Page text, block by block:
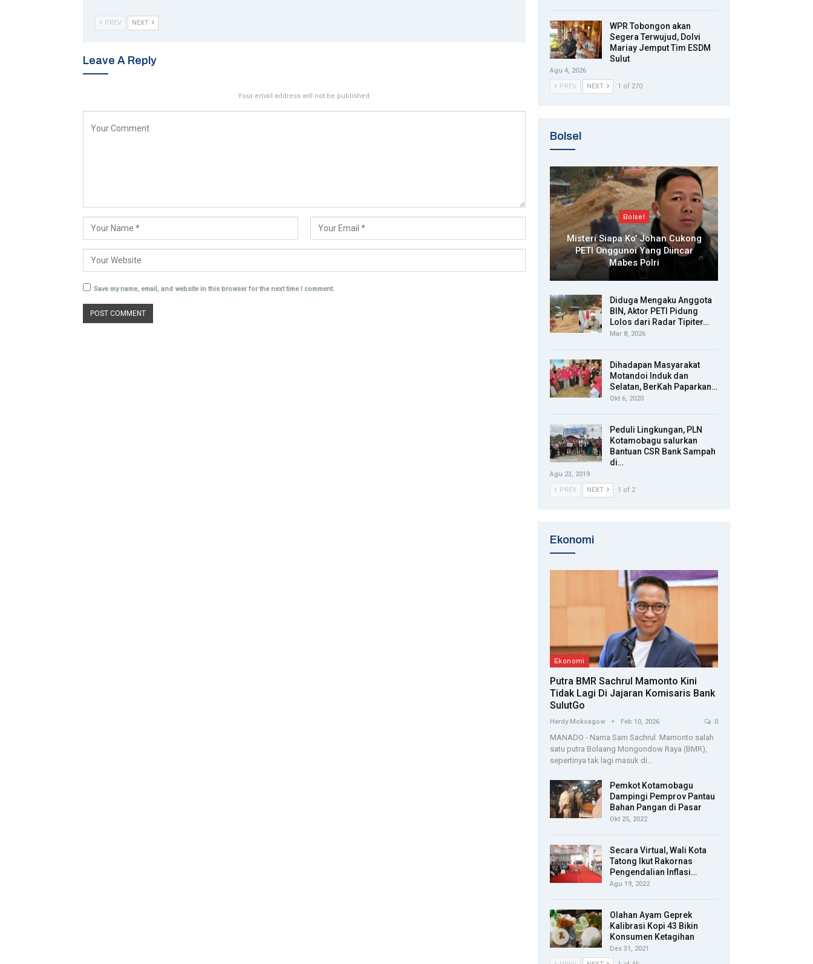
PREV NEXT
Leave A Reply
Your email address will not be published.
Save my name, email, and website in this browser for the next time I comment.
WPR Tobongon akan
Segera Terwujud, Dolvi
Mariay Jemput Tim ESDM
Sulut
Agu 4, 2026
PREV
NEXT 1 of 270
Bolsel
Bolsel
Misteri Siapa Ko’ Johan Cukong
PETI Onggunoi Yang Diincar
Mabes Polri
Diduga Mengaku Anggota
BIN, Aktor PETI Pidung
Lolos dari Radar Tipiter…
Mar 8, 2026
Dihadapan Masyarakat
Motandoi Induk dan
Selatan, BerKah Paparkan…
Okt 6, 2020
Peduli Lingkungan, PLN
Kotamobagu salurkan
Bantuan CSR Bank Sampah
di…
Agu 23, 2019
PREV
NEXT 1 of 2
Ekonomi
Ekonomi
Putra BMR Sachrul Mamonto Kini
Tidak Lagi Di Jajaran Komisaris Bank
SulutGo
Herdy Mokoagow Feb 10, 2026 0
MANADO - Nama Sam Sachrul Mamonto salah
satu putra Bolaang Mongondow Raya (BMR),
sepertinya tak lagi masuk di…
Pemkot Kotamobagu
Dampingi Pemprov Pantau
Bahan Pangan di Pasar
Okt 25, 2022
Secara Virtual, Wali Kota
Tatong Ikut Rakornas
Pengendalian Inflasi…
Agu 19, 2022
Olahan Ayam Geprek
Kalibrasi Kopi 43 Bikin
Konsumen Ketagihan
Des 31, 2021